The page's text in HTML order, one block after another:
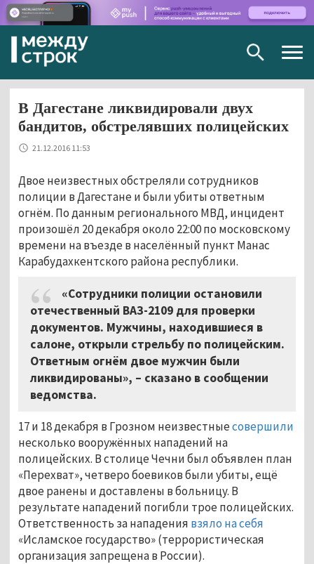
В Дагестане ликвидировали двух
бандитов, обстрелявших полицейских
21.12.2016 11:53
Двое неизвестных обстреляли сотрудников
полиции в Дагестане и были убиты ответным
огнём. По данным регионального МВД, инцидент
произошёл 20 декабря около 22:00 по московскому
времени на въезде в населённый пункт Манас
Карабудахкентского района республики.
«Сотрудники полиции остановили
отечественный ВАЗ-2109 для проверки
документов. Мужчины, находившиеся в
салоне, открыли стрельбу по полицейским.
Ответным огнём двое мужчин были
ликвидированы», – сказано в сообщении
ведомства.
17 и 18 декабря в Грозном неизвестныесовершили
несколько вооружённых нападений на
полицейских. В столице Чечни был объявлен план
«Перехват», четверо боевиков были убиты, ещё
двое ранены и доставлены в больницу. В
результате нападений погибли трое полицейских.
Ответственность за нападения взяло на себя
«Исламское государство» (террористическая
организация запрещена в России).